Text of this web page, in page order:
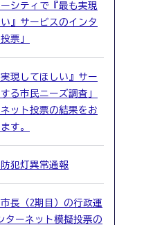
ーシティで『最も実現
』サービスのインタ
票」
実現してほしい』サー
る市民ニーズ調査」
ット投票の結果をお
す。
犯灯異常通報
市長（2期目）の行政運
ターネット模擬投票の